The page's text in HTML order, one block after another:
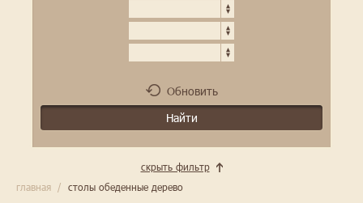
Обновить
скрыть фильтр
главная / столы обеденные дерево